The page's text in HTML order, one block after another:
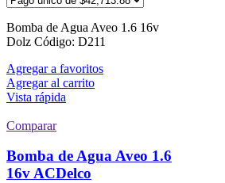
Bomba de Agua Aveo 1.6 16v
Dolz Código: D211
Agregar a favoritos
Agregar al carrito
Vista rápida
Comparar
Bomba de Agua Aveo 1.6
16v ACDelco